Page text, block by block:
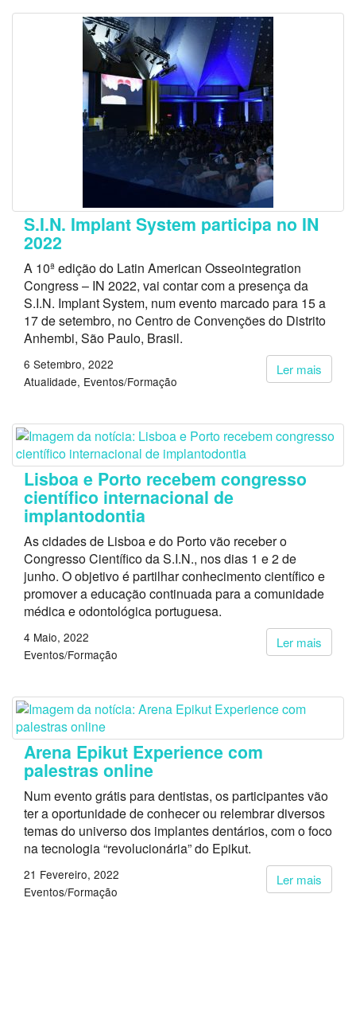
S.I.N. Implant System participa no IN
2022
A 10ª edição do Latin American Osseointegration
Congress – IN 2022, vai contar com a presença da
S.I.N. Implant System, num evento marcado para 15 a
17 de setembro, no Centro de Convenções do Distrito
Anhembi, São Paulo, Brasil.
Ler mais
6 Setembro, 2022
Atualidade Eventos/Formação
Lisboa e Porto recebem congresso
científico internacional de
implantodontia
As cidades de Lisboa e do Porto vão receber o
Congresso Científico da S.I.N., nos dias 1 e 2 de
junho. O objetivo é partilhar conhecimento científico e
promover a educação continuada para a comunidade
médica e odontológica portuguesa.
Ler mais
4 Maio, 2022
Eventos/Formação
Arena Epikut Experience com
palestras online
Num evento grátis para dentistas, os participantes vão
ter a oportunidade de conhecer ou relembrar diversos
temas do universo dos implantes dentários, com o foco
na tecnologia “revolucionária” do Epikut.
Ler mais
21 Fevereiro, 2022
Eventos/Formação